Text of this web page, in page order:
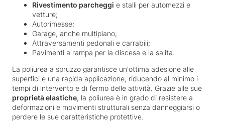
Rivestimento parcheggi e stalli per automezzi e
vetture;
Autorimesse;
Garage, anche multipiano;
Attraversamenti pedonali e carrabili;
Pavimenti a rampa per la discesa e la salita.
La poliurea a spruzzo garantisce un'ottima adesione alle
superfici e una rapida applicazione, riducendo al minimo i
tempi di intervento e di fermo delle attività. Grazie alle sue
proprietà elastiche, la poliurea è in grado di resistere a
deformazioni e movimenti strutturali senza danneggiarsi o
perdere le sue caratteristiche protettive.